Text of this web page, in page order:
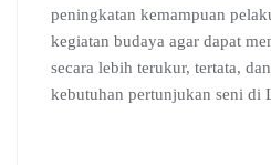
peningkatan kemampuan
kegiatan budaya agar dapat
secara lebih terukur, tertata,
kebutuhan pertunjukan seni di